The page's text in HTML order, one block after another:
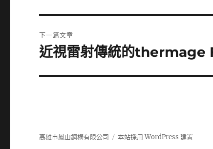
篇
文
章:
下一篇文章
下
篇
近視雷射傳統的thermage
高雄市鳳山鋼構有限公司 本站採用 WordPress 建置